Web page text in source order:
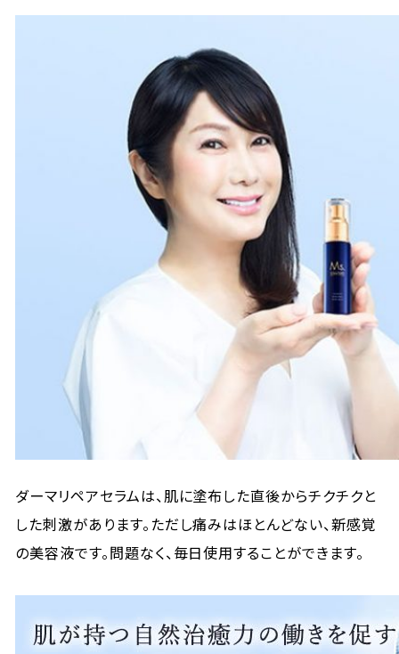
ダーマリペアセラムは、肌に塗布した直後からチクチクと
した刺激があります。ただし痛みはほとんどない、新感覚
の美容液です。問題なく、毎日使用することができます。